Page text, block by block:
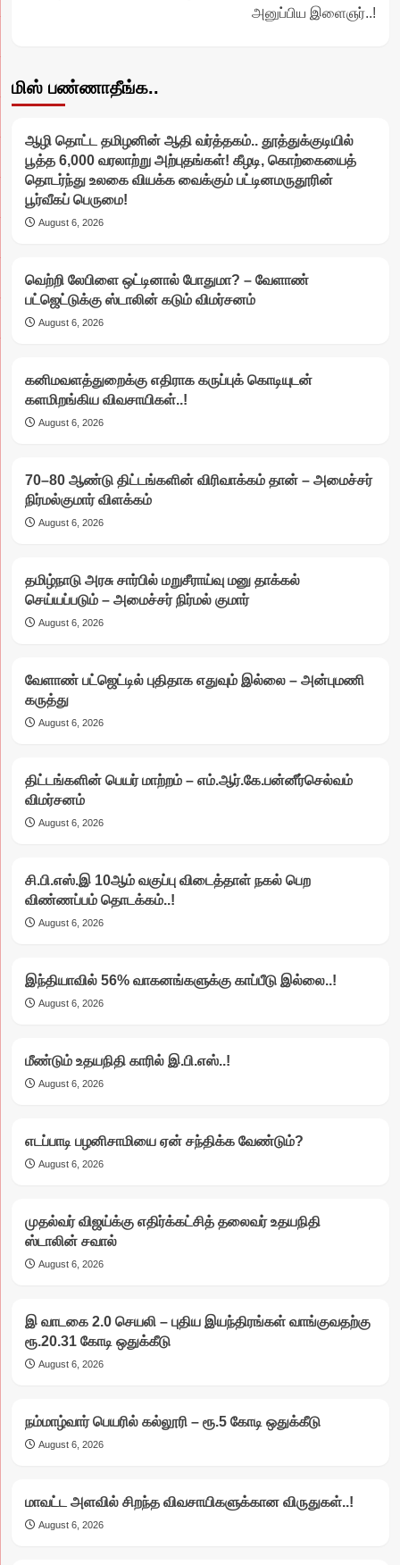
அனுப்பிய இளைஞர்..!
மிஸ் பண்ணாதீங்க..
ஆழி தொட்ட தமிழனின் ஆதி வர்த்தகம்.. தூத்துக்குடியில்
பூத்த 6,000 வரலாற்று அற்புதங்கள்! கீழடி, கொற்கையைத்
தொடர்ந்து உலகை வியக்க வைக்கும் பட்டினமருதூரின்
பூர்வீகப் பெருமை!
August 6, 2026
வெற்றி லேபிளை ஒட்டினால் போதுமா? – வேளாண்
பட்ஜெட்டுக்கு ஸ்டாலின் கடும் விமர்சனம்
August 6, 2026
கனிமவளத்துறைக்கு எதிராக கருப்புக் கொடியுடன்
களமிறங்கிய விவசாயிகள்..!
August 6, 2026
70–80 ஆண்டு திட்டங்களின் விரிவாக்கம் தான் – அமைச்சர்
நிர்மல்குமார் விளக்கம்
August 6, 2026
தமிழ்நாடு அரசு சார்பில் மறுசீராய்வு மனு தாக்கல்
செய்யப்படும் – அமைச்சர் நிர்மல் குமார்
August 6, 2026
வேளாண் பட்ஜெட்டில் புதிதாக எதுவும் இல்லை – அன்புமணி
கருத்து
August 6, 2026
திட்டங்களின் பெயர் மாற்றம் – எம்.ஆர்.கே.பன்னீர்செல்வம்
விமர்சனம்
August 6, 2026
சி.பி.எஸ்.இ 10ஆம் வகுப்பு விடைத்தாள் நகல் பெற
விண்ணப்பம் தொடக்கம்..!
August 6, 2026
இந்தியாவில் 56% வாகனங்களுக்கு காப்பீடு இல்லை..!
August 6, 2026
மீண்டும் உதயநிதி காரில் இ.பி.எஸ்..!
August 6, 2026
எடப்பாடி பழனிசாமியை ஏன் சந்திக்க வேண்டும்?
August 6, 2026
முதல்வர் விஜய்க்கு எதிர்க்கட்சித் தலைவர் உதயநிதி
ஸ்டாலின் சவால்
August 6, 2026
இ வாடகை 2.0 செயலி – புதிய இயந்திரங்கள் வாங்குவதற்கு
ரூ.20.31 கோடி ஒதுக்கீடு
August 6, 2026
நம்மாழ்வார் பெயரில் கல்லூரி – ரூ.5 கோடி ஒதுக்கீடு
August 6, 2026
மாவட்ட அளவில் சிறந்த விவசாயிகளுக்கான விருதுகள்..!
August 6, 2026